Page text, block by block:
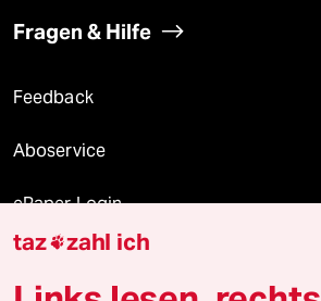
Fragen & Hilfe
Feedback
Aboservice
ePaper Login
Downloads für Abonnierende
taz zahl ich